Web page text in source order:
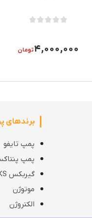
۴,۰۰۰,۰۰۰تومان
برندهای
پمپ تایفو
پمپ
گیربکس KS
موتوژن
الکتروژن